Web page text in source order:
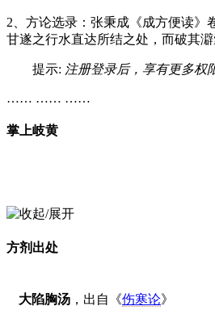
2、方论选录：张秉成《成方便读》
甘遂之行水直达所结之处，而破其
提示: 注册登录后，享有更多权
…… …… ……
掌上岐黄
方剂出处
大陷胸汤 ，出自《伤寒论》